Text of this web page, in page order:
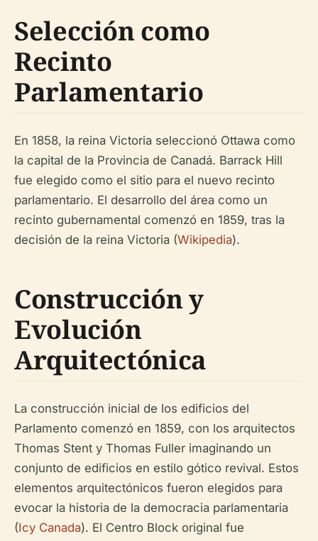
Selección como
Recinto
Parlamentario
En 1858, la reina Victoria seleccionó Ottawa como
la capital de la Provincia de Canadá. Barrack Hill
fue elegido como el sitio para el nuevo recinto
parlamentario. El desarrollo del área como un
recinto gubernamental comenzó en 1859, tras la
decisión de la reina Victoria (Wikipedia).
Construcción y
Evolución
Arquitectónica
La construcción inicial de los edificios del
Parlamento comenzó en 1859, con los arquitectos
Thomas Stent y Thomas Fuller imaginando un
conjunto de edificios en estilo gótico revival. Estos
elementos arquitectónicos fueron elegidos para
evocar la historia de la democracia parlamentaria
(Icy Canada). El Centro Block original fue